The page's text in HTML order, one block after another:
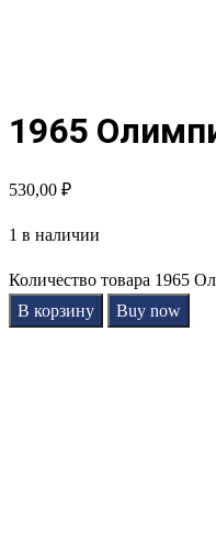
1965
530,00 ₽
1 в наличии
Количество товара 1965
В корзину
Buy now